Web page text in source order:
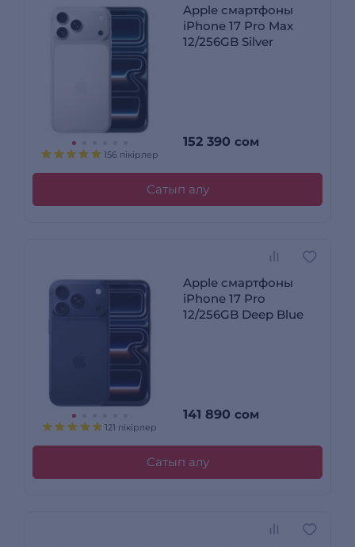
156 пікірлер
Apple смартфоны
iPhone 17 Pro Max
12/256GB Silver
152 390 сом
Сатып алу
121 пікірлер
Apple смартфоны
iPhone 17 Pro
12/256GB Deep Blue
141 890 сом
Сатып алу